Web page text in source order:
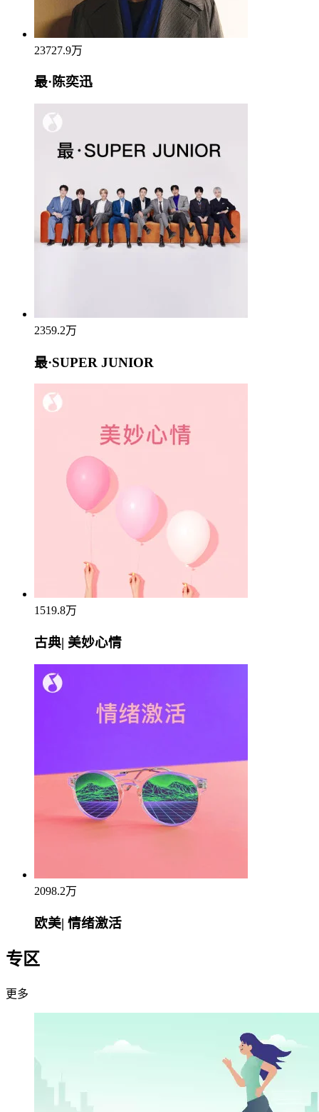
23727.9万
最·陈奕迅
2359.2万
最·SUPER JUNIOR
1519.8万
古典| 美妙心情
2098.2万
欧美| 情绪激活
专区
更多